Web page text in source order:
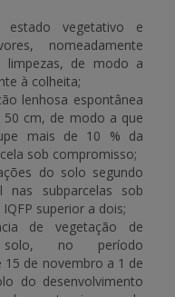
estado vegetativo e
nomeadamente
limpezas, de modo a
à colheita;
lenhosa espontânea
cm, de modo a que
mais de 10 % da
sob compromisso;
do solo segundo
nas subparcelas sob
superior a dois;
de vegetação de
no período
de novembro a 1 de
do desenvolvimento